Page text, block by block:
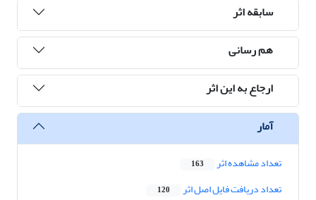
سابقه اثر
هم رسانی
ارجاع به این اثر
آمار
تعداد مشاهده اثر 163
تعداد دریافت فایل اصل اثر 120